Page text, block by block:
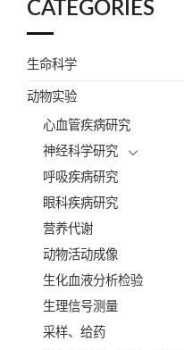
CATEGORIES
生命科学
动物实验
心血管疾病研究
神经科学研究
呼吸疾病研究
眼科疾病研究
营养代谢
动物活动成像
生化血液分析检验
生理信号测量
采样、给药